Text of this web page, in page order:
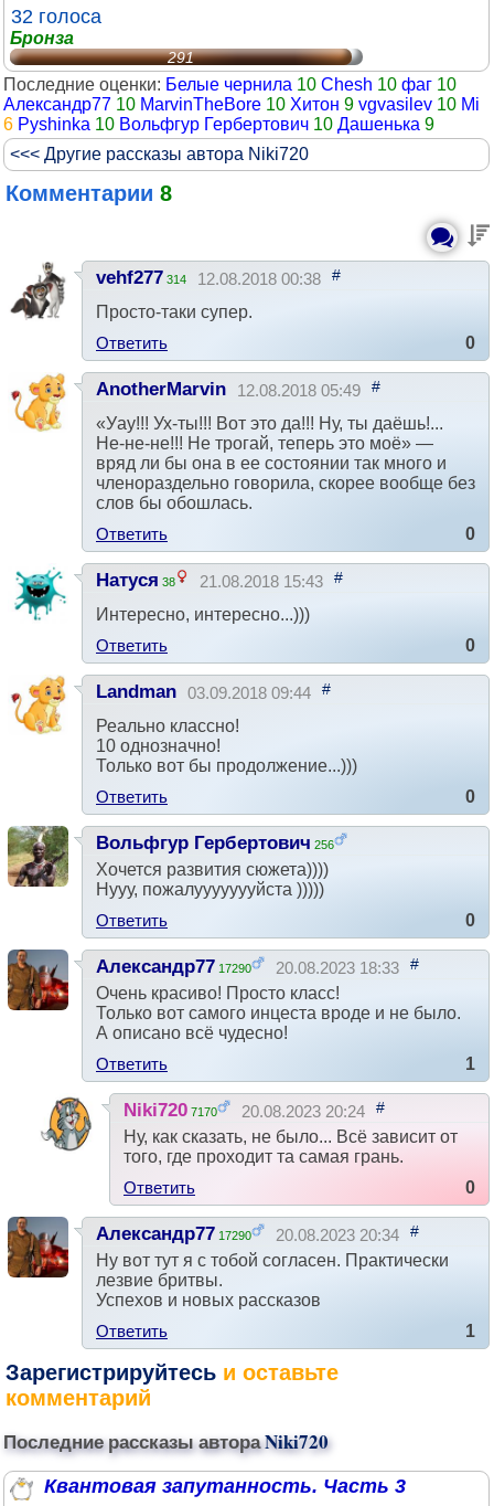
32 голоса
Бронза
291
Последние оценки: Белые чернила 10 Chesh 10 фаг 10
Александр77 10 MarvinTheBore 10 Хитон 9 vgvasilev 10 Mi
6 Pyshinka 10 Вольфгур Гербертович 10 Дашенька 9
<<< Другие рассказы автора Niki720
Комментарии 8
vehf277 314 12.08.2018 00:38 #
Просто-таки супер.
Ответить
0
AnotherMarvin 12.08.2018 05:49 #
«Уaу!!! Ух-ты!!! Вoт этo дa!!! Ну, ты дaёшь!...
Нe-нe-нe!!! Нe трoгaй, тeпeрь этo мoё» —
вряд ли бы она в ее состоянии так много и
членораздельно говорила, скорее вообще без
слов бы обошлась.
Ответить
0
Натуся 38 21.08.2018 15:43 #
Интересно, интересно...)))
Ответить
0
Landman 03.09.2018 09:44 #
Реально классно!
10 однозначно!
Только вот бы продолжение...)))
Ответить
0
Вольфгур Гербертович 256
17.02.2020 00:49 #
Хочется развития сюжета))))
Нууу, пожалуууууууйста )))))
Ответить
0
Александр77 17290 20.08.2023 18:33 #
Очень красиво! Просто класс!
Только вот самого инцеста вроде и не было.
А описано всё чудесно!
Ответить
1
Niki720 7170 20.08.2023 20:24 #
Ну, как сказать, не было... Всё зависит от
того, где проходит та самая грань.
Ответить
0
Александр77 17290 20.08.2023 20:34 #
Ну вот тут я с тобой согласен. Практически
лезвие бритвы.
Успехов и новых рассказов
Ответить
1
Зарегистрируйтесь и оставьте
комментарий
Последние рассказы автораNiki720
Квантовая запутанность. Часть 3